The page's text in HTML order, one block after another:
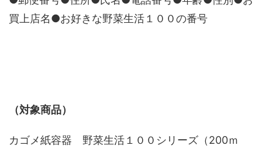
買上店名●お好きな野菜生活１００の番号
（対象商品）
カゴメ紙容器 野菜生活１００シリーズ（200ｍ